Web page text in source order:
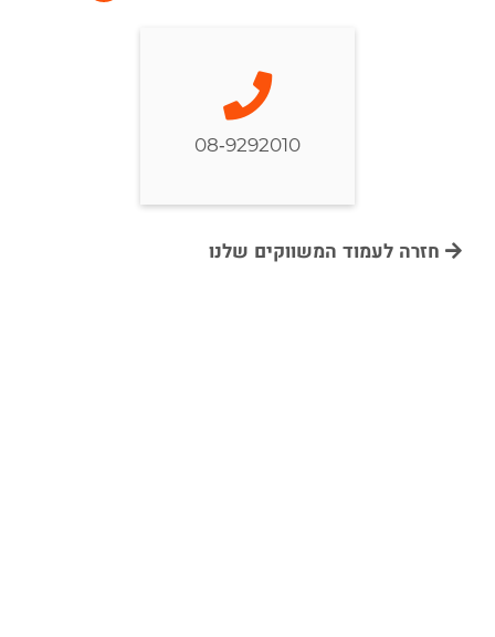
08-9292010
חזרה לעמוד המשווקים שלנו